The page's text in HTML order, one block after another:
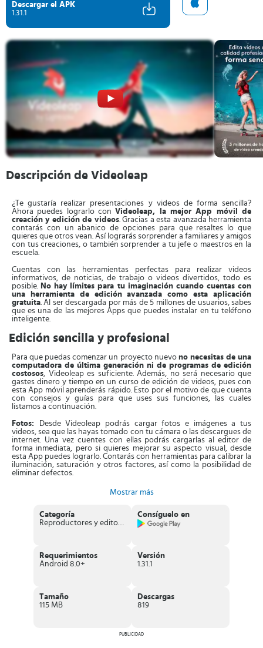
Descargar el APK
1.31.1
Descripción de Videoleap
¿Te gustaría realizar presentaciones y videos de forma sencilla?
Ahora puedes lograrlo conVideoleap, la mejor App móvil de
creación y edición de videos. Gracias a esta avanzada herramienta
contarás con un abanico de opciones para que resaltes lo que
quieres que otros vean. Así lograrás sorprender a familiares y amigos
con tus creaciones, o también sorprender a tu jefe o maestros en la
escuela.
Cuentas con las herramientas perfectas para realizar videos
informativos, de noticias, de trabajo o videos divertidos, todo es
posible. No hay límites para tu imaginación cuando cuentas con
una herramienta de edición avanzada como esta aplicación
gratuita. Al ser descargada por más de 5 millones de usuarios, sabes
que es una de las mejores Apps que puedes instalar en tu teléfono
inteligente.
Edición sencilla y profesional
Para que puedas comenzar un proyecto nuevo no necesitas de una
computadora de última generación ni de programas de edición
costosos, Videoleap es suficiente. Además, no será necesario que
gastes dinero y tiempo en un curso de edición de videos, pues con
esta App móvil aprenderás rápido. Esto por el motivo de que cuenta
con consejos y guías para que uses sus funciones, las cuales
listamos a continuación.
Fotos:
Desde Videoleap podrás cargar fotos e imágenes a tus
videos, sea que las hayas tomado con tu cámara o las descargues de
internet. Una vez cuentes con ellas podrás cargarlas al editor de
forma inmediata, pero si quieres mejorar su aspecto visual, desde
esta App puedes lograrlo. Contarás con herramientas para calibrar la
iluminación, saturación y otros factores, así como la posibilidad de
eliminar defectos.
Para trabajar en tus videos de forma cómoda, contarás con
para que añadas y sincronices las imágenes y fotos que quieras.
Podrás contar también con herramientas de superposición y de
almacenadas, también grabaciones que hayas guardado en tu móvil.
Podrás ajustar el tiempo de reproducción para que concuerde con
Efectos:Con Videoleap contarás con una gigantesca galería de
filtros que cambiarán la perspectiva y los colores. Por último, las
Mostrar más
Categoría
Reproductores y editores de vídeo
Consíguelo en
Requerimientos
Android 8.0+
Versión
1.31.1
Tamaño
115 MB
Descargas
819
PUBLICIDAD